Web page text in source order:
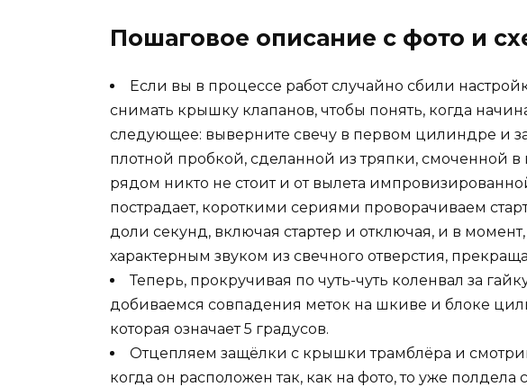
Пошаговое описание с фото и
Если вы в процессе работ случайно сбили
снимать крышку клапанов, чтобы понять, когда
следующее: выверните свечу в первом цилиндре и
плотной пробкой, сделанной из тряпки, смоченной
рядом никто не стоит и от вылета
пострадает, короткими сериями проворачиваем
доли секунд, включая стартер и отключая, и в
характерным звуком из свечного отверстия,
Теперь, прокручивая по чуть-чуть коленвал за
добиваемся совпадения меток на шкиве и блоке
которая означает 5 градусов.
Отцепляем защёлки с крышки трамблёра и
когда он расположен так, как на фото, то уже